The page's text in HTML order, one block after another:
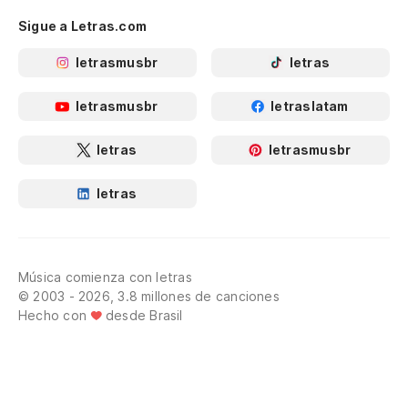
Sigue a Letras.com
letrasmusbr letras
letrasmusbr letraslatam
letras letrasmusbr
letras
Música comienza con letras
© 2003 - 2026, 3.8 millones de canciones
Hecho con
desde Brasil